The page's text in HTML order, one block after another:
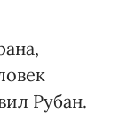
Рубан.